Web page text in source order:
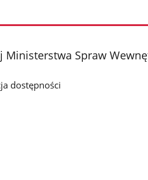
Ministerstwa Spraw
dostępności